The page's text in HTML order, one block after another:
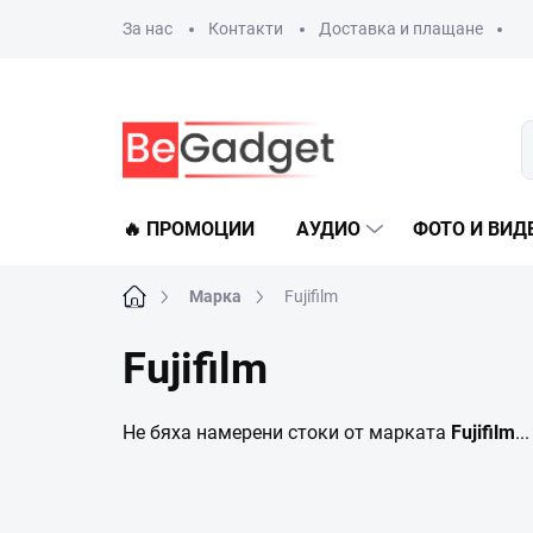
За нас Контакти Доставка и плащане
🔥 ПРОМОЦИИ АУДИО ФОТО И
НачалоМарка Fujifilm
Fujifilm
Не бяха намерени стоки от марката Fujifilm...